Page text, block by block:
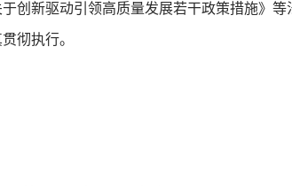
创新驱动引领高质量发展若干政策措施》等
彻执行。